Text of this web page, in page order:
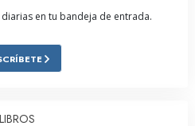
en tu bandeja de entrada.
LIBROS